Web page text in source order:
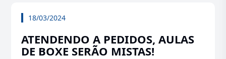
18/03/2024
ATENDENDO A PEDIDOS, AULAS
DE BOXE SERÃO MISTAS!